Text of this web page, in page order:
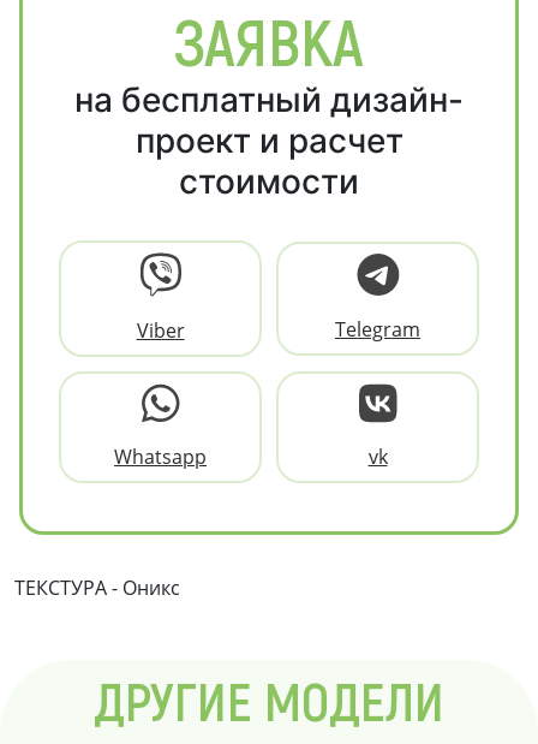
ЗАЯВКА
на бесплатный дизайн-
проект и расчет
стоимости
Viber Telegram
Whatsapp vk
ТЕКСТУРА - Оникс
ДРУГИЕ МОДЕЛИ